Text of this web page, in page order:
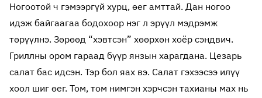
Ногоотой ч гэмээргүй хурц, өег амттай. Дан ногоо
идэж байгаагаа бодохоор нэг л эрүүл мэдрэмж
төрүүлнэ. Зөрөөд “хэвтсэн” хөөрхөн хоёр сэндвич.
Гриллны ором гараад бүүр янзын харагдана. Цезарь
салат бас идсэн. Тэр бол яах вэ. Салат гэхээсээ илүү
хоол шиг өег. Том, том нимгэн хэрчсэн тахианы мах нь